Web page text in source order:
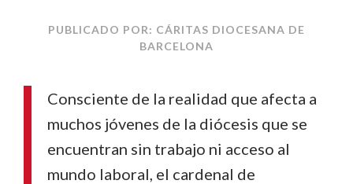
PUBLICADO POR: CÁRITAS DIOCESANA DE
BARCELONA
Consciente de la realidad que afecta a
muchos jóvenes de la diócesis que se
encuentran sin trabajo ni acceso al
mundo laboral, el cardenal de